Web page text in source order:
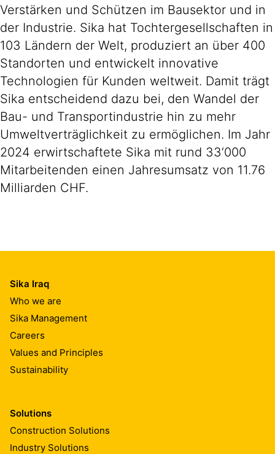
Verstärken und Schützen im Bausektor und in
der Industrie. Sika hat Tochtergesellschaften in
103 Ländern der Welt, produziert an über 400
Standorten und entwickelt innovative
Technologien für Kunden weltweit. Damit trägt
Sika entscheidend dazu bei, den Wandel der
Bau- und Transportindustrie hin zu mehr
Umweltverträglichkeit zu ermöglichen. Im Jahr
2024 erwirtschaftete Sika mit rund 33‘000
Mitarbeitenden einen Jahresumsatz von 11.76
Milliarden CHF.
Sika Iraq
Who we are
Sika Management
Careers
Values and Principles
Sustainability
Solutions
Construction Solutions
Industry Solutions